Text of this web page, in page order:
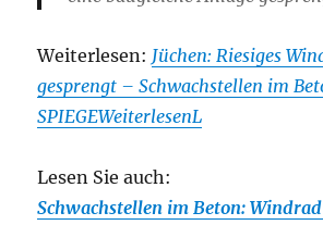
Weiterlesen: Jüchen: Riesiges
gesprengt – Schwachstellen im
SPIEGEWeiterlesenL
Lesen Sie auch:
Schwachstellen im Beton: